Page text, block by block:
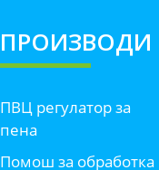
ПРОИЗВОДИ
ПВЦ регулатор за
пена
Помош за обработка